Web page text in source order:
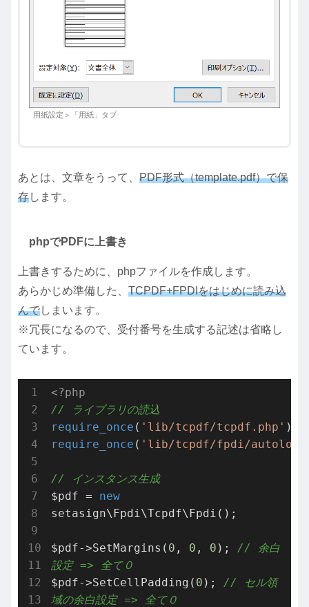
用紙設定＞「用紙」タブ
あとは、文章をうって、 PDF形式（template.pdf）で保
存します。
phpでPDFに上書き
上書きするために、phpファイルを作成します。
あらかじめ準備した、 TCPDF+FPDIをはじめに読み込
んでしまいます。
※冗長になるので、受付番号を生成する記述は省略し
ています。
<?php
// ライブラリの読込
require_once ( 'lib/tcpdf/tcpdf.php'
require_once ( 'lib/tcpdf/fpdi/
// インスタンス生成
$pdf = new
setasign\Fpdi\Tcpdf\Fpdi();
$pdf->SetMargins( 0 , 0 , 0 ); // 余白
設定 => 全て０
$pdf->SetCellPadding( 0 ); // セル領
域の余白設定 => 全て０